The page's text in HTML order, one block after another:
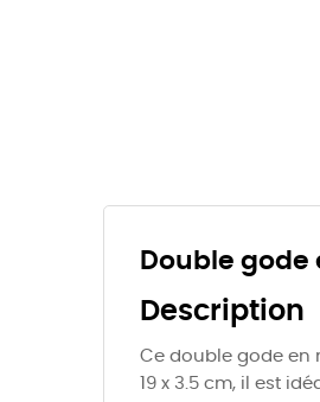
Double gode
Description
Ce double gode en
19 x 3.5 cm, il est